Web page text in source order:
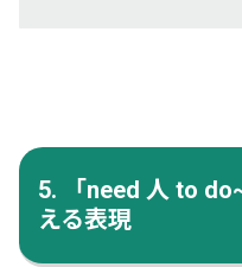
5. 「need 人 to
える表現